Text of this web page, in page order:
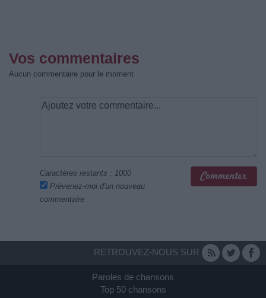
Vos commentaires
Aucun commentaire pour le moment
Caractères restants : 1000
Prévenez-moi d'un nouveau
commentaire
RETROUVEZ-NOUS SUR
Paroles de chansons
Top 50 chansons